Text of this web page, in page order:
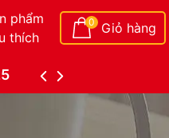
phẩm
thích
0 Giỏ hàng
Catalogue Duy Tân